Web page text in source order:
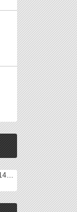
world-weather.ru/pogoda/russia/yekaterinburg/14days/